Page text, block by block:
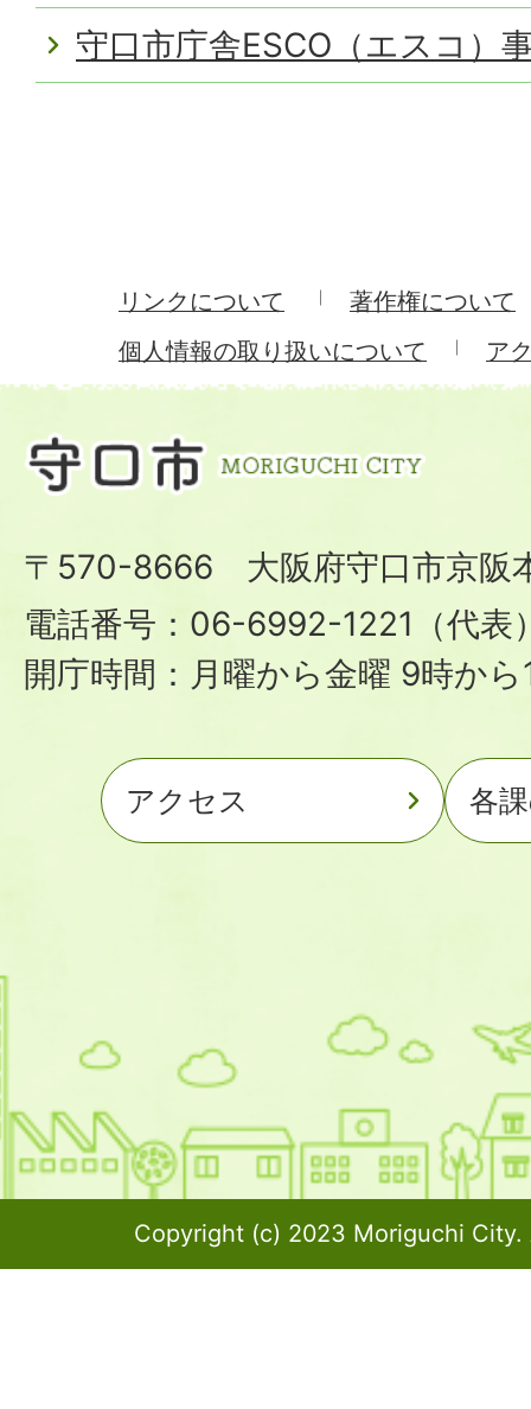
守口市庁舎ESCO（エスコ）
リンクについて
著作権について
個人情報の取り扱いについて
ア
〒570-8666 大阪府守口市京阪
電話番号：06-6992-1221（代表
開庁時間：月曜から金曜 9時か
アクセス 各
Copyright (c) 2023 Moriguchi City.